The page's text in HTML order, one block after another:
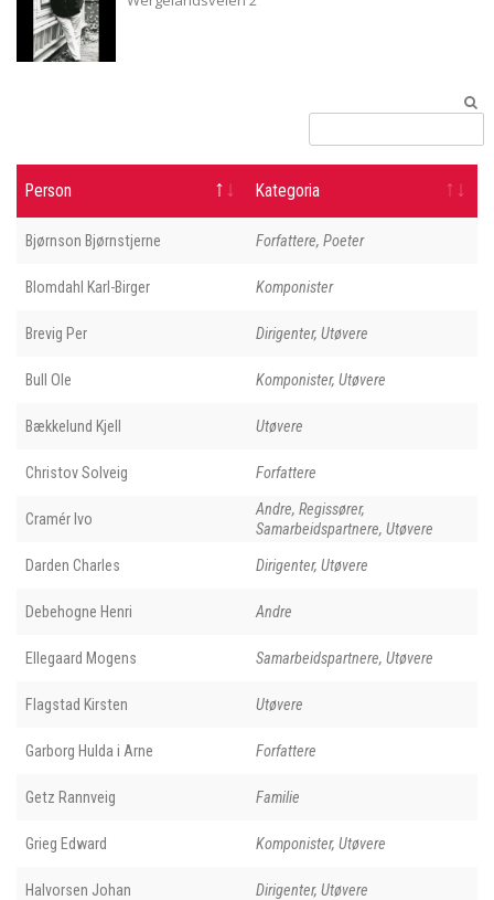
Person Kategoria
Bjørnson Bjørnstjerne Forfattere, Poeter
Blomdahl Karl-Birger Komponister
Brevig Per Dirigenter, Utøvere
Bull Ole Komponister, Utøvere
Bækkelund Kjell Utøvere
Christov Solveig Forfattere
Cramér Ivo
Andre, Regissører,
Samarbeidspartnere, Utøvere
Darden Charles Dirigenter, Utøvere
Debehogne Henri Andre
Ellegaard Mogens Samarbeidspartnere, Utøvere
Flagstad Kirsten Utøvere
Garborg Hulda i Arne Forfattere
Getz Rannveig Familie
Grieg Edward Komponister, Utøvere
Halvorsen Johan Dirigenter, Utøvere